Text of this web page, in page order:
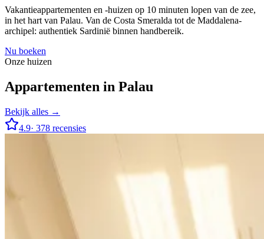
Vakantieappartementen en -huizen op 10 minuten lopen van de zee,
in het hart van Palau. Van de Costa Smeralda tot de Maddalena-
archipel: authentiek Sardinië binnen handbereik.
Nu boeken
Onze huizen
Appartementen in Palau
Bekijk alles →
4.9· 378 recensies